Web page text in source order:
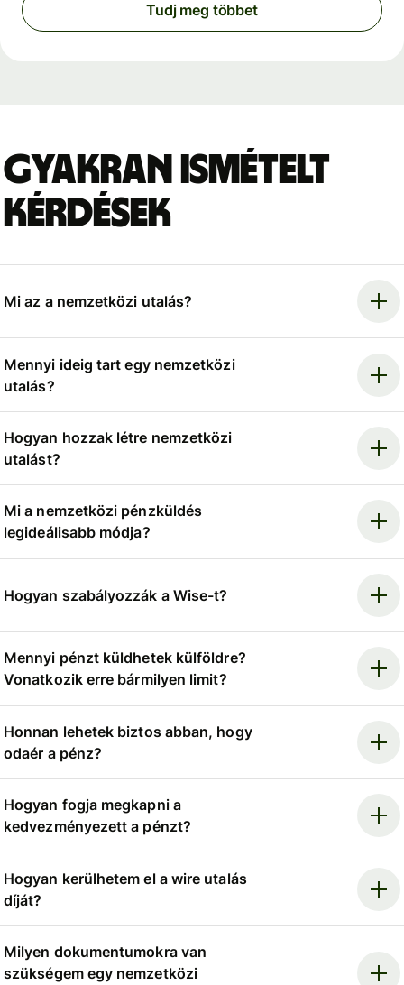
Tudj meg többet
Gyakran ismételt
kérdések
Mi az a nemzetközi utalás?
Mennyi ideig tart egy nemzetközi
utalás?
Hogyan hozzak létre nemzetközi
utalást?
Mi a nemzetközi pénzküldés
legideálisabb módja?
Hogyan szabályozzák a Wise-t?
Mennyi pénzt küldhetek külföldre?
Vonatkozik erre bármilyen limit?
Honnan lehetek biztos abban, hogy
odaér a pénz?
Hogyan fogja megkapni a
kedvezményezett a pénzt?
Hogyan kerülhetem el a wire utalás
díját?
Milyen dokumentumokra van
szükségem egy nemzetközi